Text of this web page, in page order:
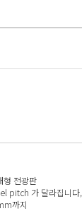
형 전광판
pitch 가 달라집니다,
까지